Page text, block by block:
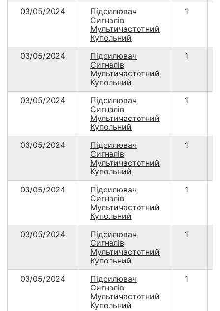
03/05/2024
Підсилювач
Сигналів
Мультичастотний
Купольний
1
03/05/2024
Підсилювач
Сигналів
Мультичастотний
Купольний
1
03/05/2024
Підсилювач
Сигналів
Мультичастотний
Купольний
1
03/05/2024
Підсилювач
Сигналів
Мультичастотний
Купольний
1
03/05/2024
Підсилювач
Сигналів
Мультичастотний
Купольний
1
03/05/2024
Підсилювач
Сигналів
Мультичастотний
Купольний
1
03/05/2024
Підсилювач
Сигналів
Мультичастотний
Купольний
1